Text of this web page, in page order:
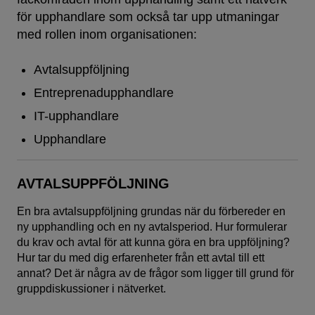
för upphandlare som också tar upp utmaningar
med rollen inom organisationen:
Avtalsuppföljning
Entreprenadupphandlare
IT-upphandlare
Upphandlare
AVTALSUPPFÖLJNING
En bra avtalsuppföljning grundas när du förbereder en
ny upphandling och en ny avtalsperiod. Hur formulerar
du krav och avtal för att kunna göra en bra uppföljning?
Hur tar du med dig erfarenheter från ett avtal till ett
annat? Det är några av de frågor som ligger till grund för
gruppdiskussioner i nätverket.